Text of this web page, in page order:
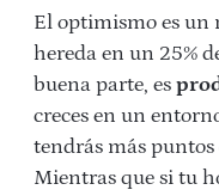
El optimismo es un
hereda en un 25%
buena parte, es
creces en un
tendrás más
Mientras que si tu